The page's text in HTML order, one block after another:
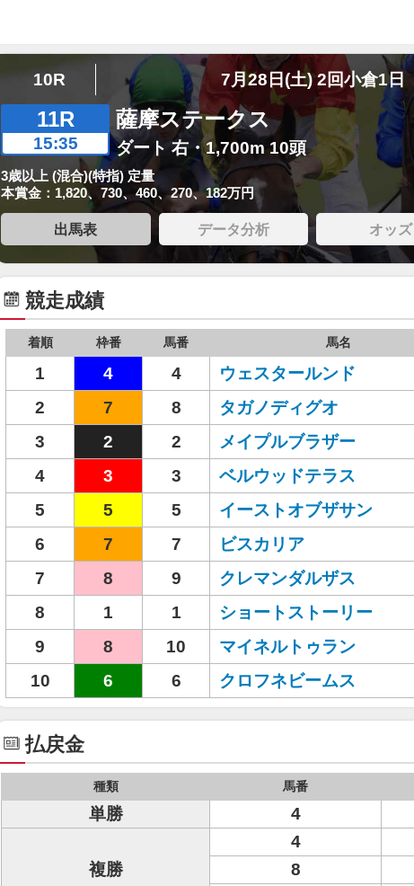
10R 7月28日(土) 2回小倉1日
11R
15:35
薩摩ステークス
ダート 右・1,700m 10頭
3歳以上 (混合)(特指) 定量
本賞金：1,820、730、460、270、182万円
出馬表 データ分析 オッズ
競走成績
着順 枠番 馬番 馬名
1 4 4 ウェスタールンド
2
7 8 タガノディグオ
3
2 2 メイプルブラザー
4
3 3 ベルウッドテラス
5
5 5 イーストオブザサン
6
7 7 ビスカリア
7
8 9 クレマンダルザス
8
1 1 ショートストーリー
9
8 10 マイネルトゥラン
10
6 6 クロフネビームス
払戻金
種類 馬番
単勝 4
複勝
4
8